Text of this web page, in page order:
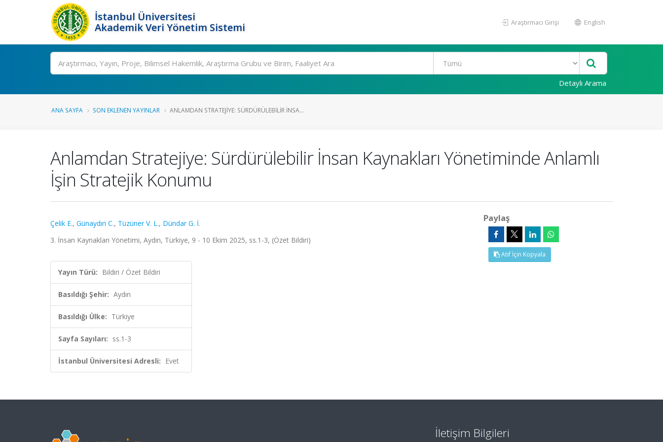
İstanbul Üniversitesi
Akademik Veri Yönetim Sistemi
Araştırmacı Girişi English
Ara
Detaylı Arama
ANA SAYFA SON EKLENEN YAYINLAR ANLAMDAN STRATEJIYE: SÜRDÜRÜLEBILIR İNSA...
Anlamdan Stratejiye: Sürdürülebilir İnsan Kaynakları Yönetiminde Anlamlı
İşin Stratejik Konumu
Çelik E., Günaydın C., Tüzüner V. L., Dündar G. İ.
3. İnsan Kaynakları Yönetimi, Aydın, Türkiye, 9 - 10 Ekim 2025, ss.1-3, (Özet Bildiri)
Yayın Türü: Bildiri / Özet Bildiri
Basıldığı Şehir: Aydın
Basıldığı Ülke: Türkiye
Sayfa Sayıları: ss.1-3
İstanbul Üniversitesi Adresli: Evet
Paylaş
Atıf İçin Kopyala
İletişim Bilgileri